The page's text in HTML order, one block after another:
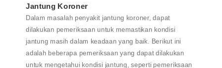
Jantung Koroner
Dalam masalah penyakit jantung koroner, dapat
dilakukan pemeriksaan untuk memastikan kondisi
jantung masih dalam keadaan yang baik. Berikut ini
adalah beberapa pemeriksaan yang dapat dilakukan
untuk mengetahui kondisi jantung, seperti pemeriksaan